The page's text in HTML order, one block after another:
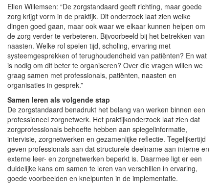
Ellen Willemsen: “De zorgstandaard geeft richting, maar goede
zorg krijgt vorm in de praktijk. Dit onderzoek laat zien welke
dingen goed gaan, maar ook waar we elkaar kunnen helpen om
de zorg verder te verbeteren. Bijvoorbeeld bij het betrekken van
naasten. Welke rol spelen tijd, scholing, ervaring met
systeemgesprekken of terughoudendheid van patiënten? En wat
is nodig om dit beter te organiseren? Over die vragen willen we
graag samen met professionals, patiënten, naasten en
organisaties in gesprek.”
Samen leren als volgende stap
De zorgstandaard benadrukt het belang van werken binnen een
professioneel zorgnetwerk. Het praktijkonderzoek laat zien dat
zorgprofessionals behoefte hebben aan spiegelinformatie,
intervisie, zorgnetwerken en gezamenlijke reflectie. Tegelijkertijd
geven professionals aan dat structurele deelname aan interne en
externe leer- en zorgnetwerken beperkt is. Daarmee ligt er een
duidelijke kans om samen te leren van verschillen in ervaring,
goede voorbeelden en knelpunten in de implementatie.